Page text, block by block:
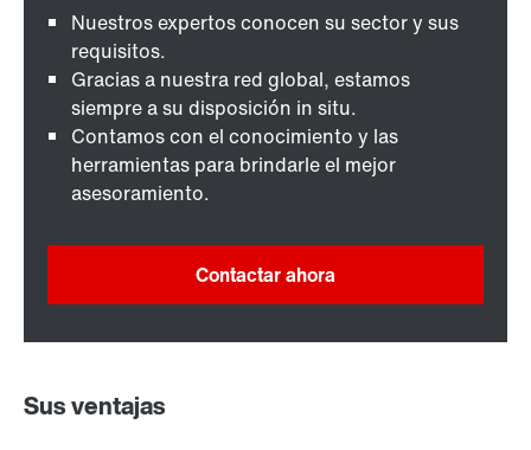
Nuestros expertos conocen su sector y sus
requisitos.
Gracias a nuestra red global, estamos
siempre a su disposición in situ.
Contamos con el conocimiento y las
herramientas para brindarle el mejor
asesoramiento.
Contactar ahora
Sus ventajas